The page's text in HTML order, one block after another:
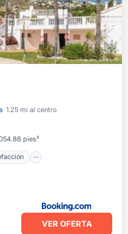
o cerca del
1.25 mi al centro
pies²
Calefacción
VER OFERTA